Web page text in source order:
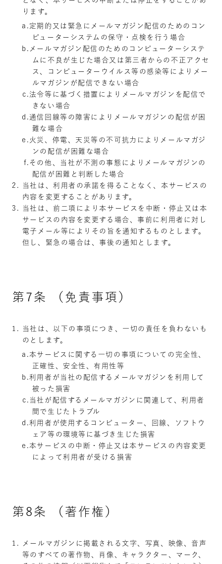
ります。
定期的又は緊急にメールマガジン配信のためのコン
ピューターシステムの保守・点検を行う場合
メールマガジン配信のためのコンピューターシステ
ムに不良が生じた場合又は第三者からの不正アクセ
ス、コンピューターウイルス等の感染等によりメー
ルマガジンが配信できない場合
法令等に基づく措置によりメールマガジンを配信で
きない場合
通信回線等の障害によりメールマガジンの配信が困
難な場合
火災、停電、天災等の不可抗力によりメールマガジ
ンの配信が困難な場合
その他、当社が不測の事態によりメールマガジンの
配信が困難と判断した場合
当社は、利用者の承諾を得ることなく、本サービスの
内容を変更することがあります。
当社は、前二項により本サービスを中断・停止又は本
サービスの内容を変更する場合、事前に利用者に対し
電子メール等によりその旨を通知するものとします。
但し、緊急の場合は、事後の通知とします。
第7条 （免責事項）
当社は、以下の事項につき、一切の責任を負わないも
のとします。
本サービスに関する一切の事項についての完全性、
正確性、安全性、有用性等
利用者が当社の配信するメールマガジンを利用して
被った損害
当社が配信するメールマガジンに関連して、利用者
間で生じたトラブル
利用者が使用するコンピューター、回線、ソフトウ
ェア等の環境等に基づき生じた損害
本サービスの中断・停止又は本サービスの内容変更
によって利用者が受ける損害
第8条 （著作権）
メールマガジンに掲載される文字、写真、映像、音声
等のすべての著作物、肖像、キャラクター、マーク、